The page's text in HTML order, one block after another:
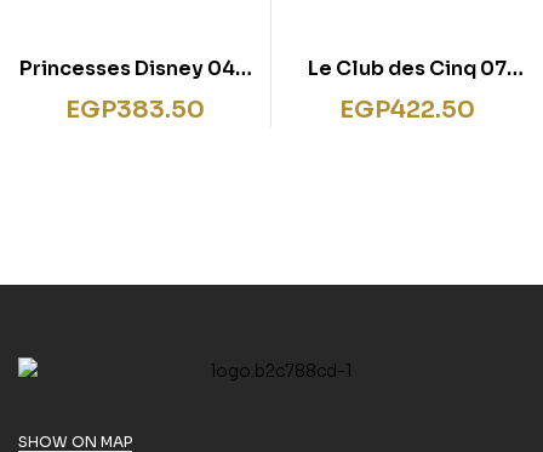
Princesses Disney 04 –
Cendrillon
EGP383.50
Le Club des Cinq 07
NED – Le Club des Cinq
en randonnée
EGP422.50
SHOW ON MAP